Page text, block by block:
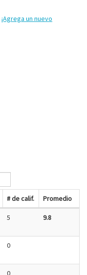
¡Agrega un nuevo
# de calif. Promedio
5 9.8
0
0